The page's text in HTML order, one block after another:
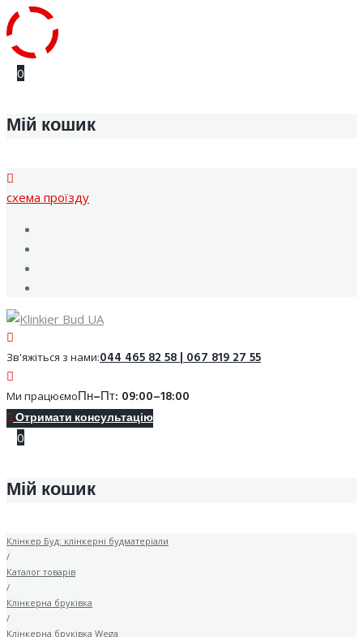
Skip
0
Мій кошик
cхема проїзду
Зв'яжіться з нами:044 465 82 58 | 067 819 27 55
Ми працюємоПн–Пт: 09:00–18:00
Отримати консультацію
0
Мій кошик
Клінкер Буд: клінкерні будматеріали
/
Каталог товарів
/
Клінкерна бруківка
/
Клінкерна бруківка Wega